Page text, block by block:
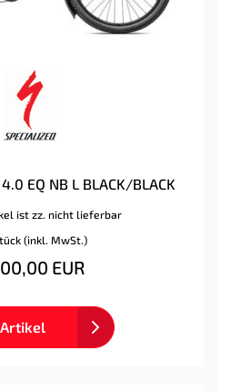
EQ NB L BLACK/BLACK
ist zz. nicht lieferbar
(inkl. MwSt.)
EUR